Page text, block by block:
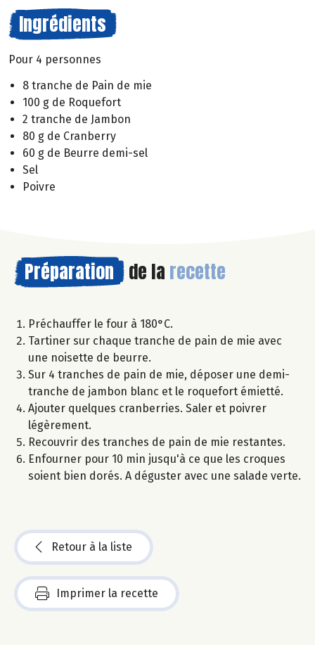
Ingrédients
Pour 4 personnes
8 tranche de Pain de mie
100 g de Roquefort
2 tranche de Jambon
80 g de Cranberry
60 g de Beurre demi-sel
Sel
Poivre
Préparation de la recette
Préchauffer le four à 180°C.
Tartiner sur chaque tranche de pain de mie avec
une noisette de beurre.
Sur 4 tranches de pain de mie, déposer une demi-
tranche de jambon blanc et le roquefort émietté.
Ajouter quelques cranberries. Saler et poivrer
légèrement.
Recouvrir des tranches de pain de mie restantes.
Enfourner pour 10 min jusqu'à ce que les croques
soient bien dorés. A déguster avec une salade verte.
Retour à la liste
Imprimer la recette